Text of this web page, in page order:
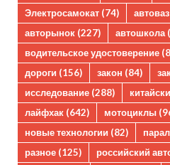
Электросамокат (74) автоваз
авторынок (227) автошкола
водительское удостоверение
дороги (156) закон (84)
исследование (288)
лайфхак (642) мотоциклы
новые технологии (82)
разное (125) российский